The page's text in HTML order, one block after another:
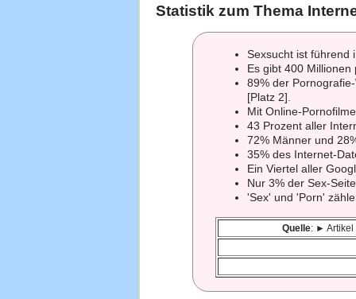
Statistik zum Thema
Sexsucht ist führend
Es gibt 400
89% der
[Platz 2].
Mit Online-
43 Prozent aller
72% Männer und
35% des Internet-
Ein Viertel aller
Nur 3% der Sex-
'Sex' und 'Porn'
Quelle: ► Artikel